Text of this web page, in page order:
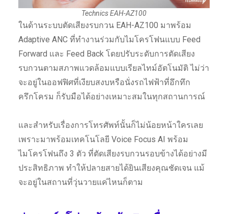
Technics EAH-AZ100
ในด้านระบบตัดเสียงรบกวน EAH-AZ100 มาพร้อม
Adaptive ANC ที่ทำงานร่วมกับไมโครโฟนแบบ Feed
Forward และ Feed Back โดยปรับระดับการตัดเสียง
รบกวนตามสภาพแวดล้อมแบบเรียลไทม์อัตโนมัติ ไม่ว่า
จะอยู่ในออฟฟิศที่เงียบสงบหรือนั่งรถไฟฟ้าที่อึกทึก
ครึกโครม ก็รับมือได้อย่างเหมาะสมในทุกสถานการณ์
และสำหรับเรื่องการโทรศัพท์นั้นก็ไม่น้อยหน้าใครเลย
เพราะมาพร้อมเทคโนโลยี Voice Focus AI พร้อม
ไมโครโฟนถึง 3 ตัว ที่ตัดเสียงรบกวนรอบข้างได้อย่างมี
ประสิทธิภาพ ทำให้ปลายสายได้ยินเสียงคุณชัดเจน แม้
จะอยู่ในสถานที่วุ่นวายแค่ไหนก็ตาม